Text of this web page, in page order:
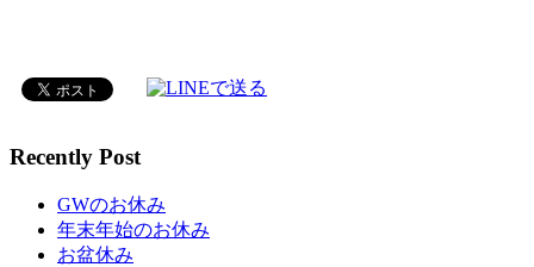
Recently Post
GWのお休み
年末年始のお休み
お盆休み